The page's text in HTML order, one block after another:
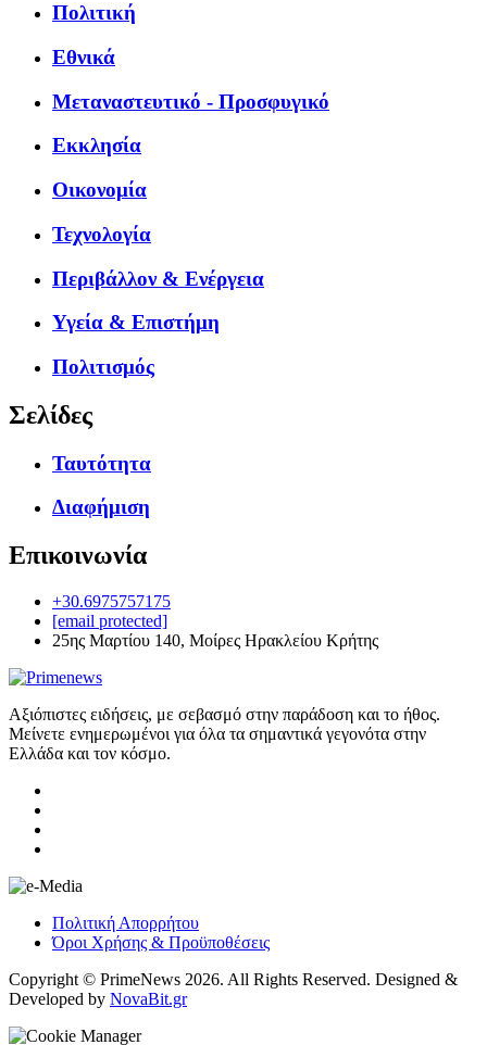
Πολιτική
Εθνικά
Μεταναστευτικό - Προσφυγικό
Εκκλησία
Οικονομία
Τεχνολογία
Περιβάλλον & Ενέργεια
Υγεία & Επιστήμη
Πολιτισμός
Σελίδες
Ταυτότητα
Διαφήμιση
Επικοινωνία
+30.6975757175
[email protected]
25ης Μαρτίου 140, Μοίρες Ηρακλείου Κρήτης
Αξιόπιστες ειδήσεις, με σεβασμό στην παράδοση και το ήθος.
Μείνετε ενημερωμένοι για όλα τα σημαντικά γεγονότα στην
Ελλάδα και τον κόσμο.
Πολιτική Απορρήτου
Όροι Χρήσης & Προϋποθέσεις
Copyright © PrimeNews 2026. All Rights Reserved. Designed &
Developed by NovaBit.gr